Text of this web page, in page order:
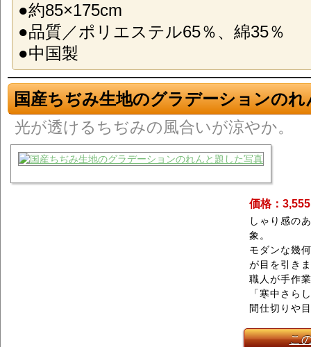
●約85×175cm
●品質／ポリエステル65％、
●中国製
国産ちぢみ生地のグラデーションのれ
光が透けるちぢみの風合いが涼やか。
価格：
しゃり感の
象。
モダンな幾
が目を引き
職人が手作
「寒中さら
間仕切りや
こ